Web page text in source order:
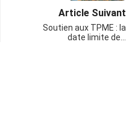
Article Suivant
Soutien aux TPME : la
date limite de…